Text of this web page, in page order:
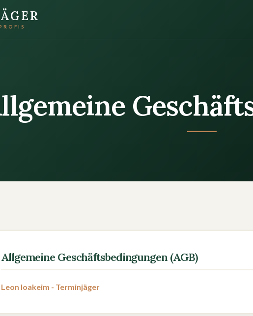
Allgemeine Geschäftsbedingungen (AGB)
Leon Ioakeim - Terminjäger